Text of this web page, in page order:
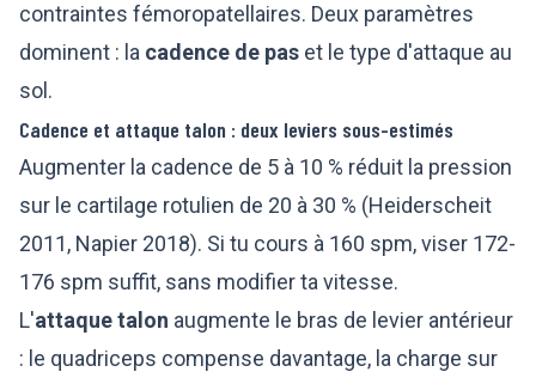
contraintes fémoropatellaires. Deux paramètres
dominent : la cadence de pas et le type d'attaque au
sol.
Cadence et attaque talon : deux leviers sous-estimés
Augmenter la cadence de 5 à 10 % réduit la pression
sur le cartilage rotulien de 20 à 30 % (Heiderscheit
2011, Napier 2018). Si tu cours à 160 spm, viser 172-
176 spm suffit, sans modifier ta vitesse.
L'attaque talon augmente le bras de levier antérieur
: le quadriceps compense davantage, la charge sur